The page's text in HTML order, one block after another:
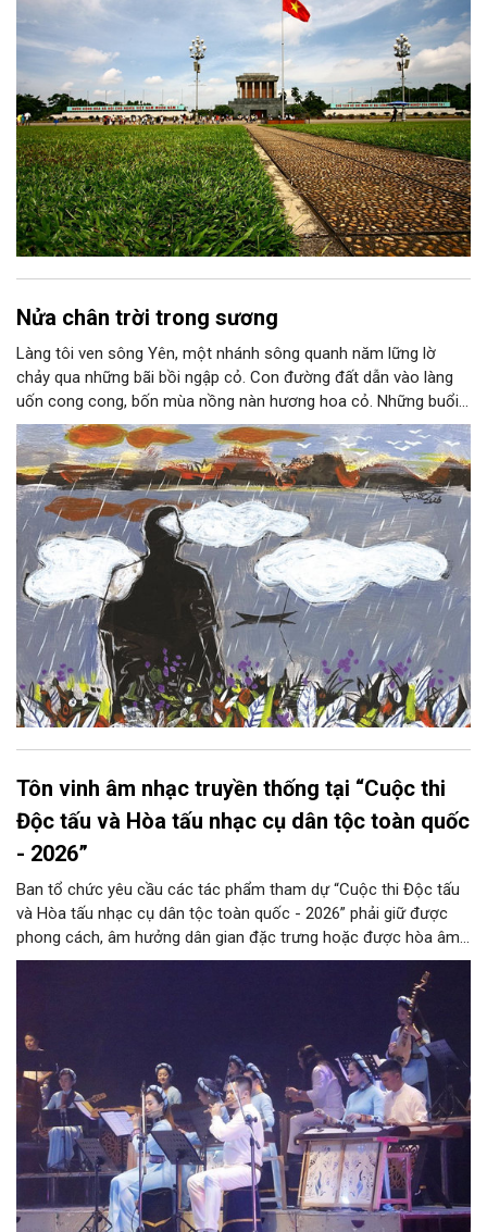
Nửa chân trời trong sương
Làng tôi ven sông Yên, một nhánh sông quanh năm lững lờ
chảy qua những bãi bồi ngập cỏ. Con đường đất dẫn vào làng
uốn cong cong, bốn mùa nồng nàn hương hoa cỏ. Những buổi
hoàng hôn, khi nắng đã dịu xuống phía cuối sông, đám hoa tím
lại thẫm màu như có ai vừa rắc lên một lớp khói.
Tôn vinh âm nhạc truyền thống tại “Cuộc thi
Độc tấu và Hòa tấu nhạc cụ dân tộc toàn quốc
- 2026”
Ban tổ chức yêu cầu các tác phẩm tham dự “Cuộc thi Độc tấu
và Hòa tấu nhạc cụ dân tộc toàn quốc - 2026” phải giữ được
phong cách, âm hưởng dân gian đặc trưng hoặc được hòa âm,
phối khí mới trên nền tảng làn điệu âm nhạc truyền thống Việt
Nam, đồng thời phải được trình diễn trực tiếp bằng nhạc cụ dân